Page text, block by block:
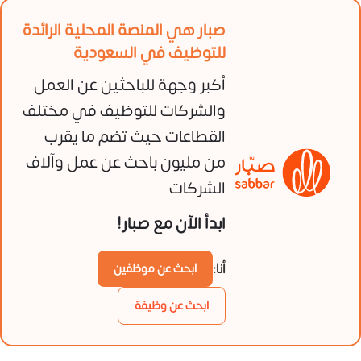
صبار هي المنصة المحلية الرائدة
للتوظيف في السعودية
أكبر وجهة للباحثين عن العمل
والشركات للتوظيف في مختلف
القطاعات حيث تضم ما يقرب
من مليون باحث عن عمل وآلاف
الشركات
ابدأ الآن مع صبار!
أنا:
ابحث عن موظفين
ابحث عن وظيفة